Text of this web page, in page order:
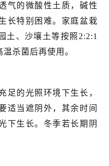
气的微酸性土质，碱性
长特别困难。家庭盆栽
土、沙壤土等按照2:2:1
杀菌后再使用。
足的光照环境下生长，
适当遮阴外，其余时间
下生长。冬季若长期阴